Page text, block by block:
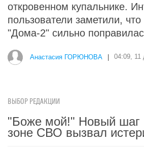
откровенном купальнике.
пользователи заметили,
"Дома-2" сильно
Анастасия ГОРЮНОВА 04:09, 11
ВЫБОР РЕДАКЦИИ
"Боже мой!" Новый шаг
зоне СВО вызвал